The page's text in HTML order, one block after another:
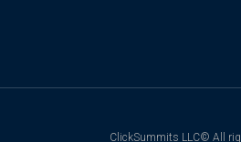
ClickSummits LLC© All